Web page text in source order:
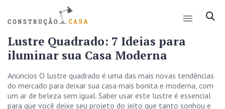
Lustre Quadrado: 7 Ideias para
iluminar sua Casa Moderna
Anúncios O lustre quadrado é uma das mais novas tendências
do mercado para deixar sua casa mais bonita e moderna, com
um ar de beleza sem igual. Saber usar este lustre é essencial
para que você deixe seu projeto do jeito que tanto sonhou e